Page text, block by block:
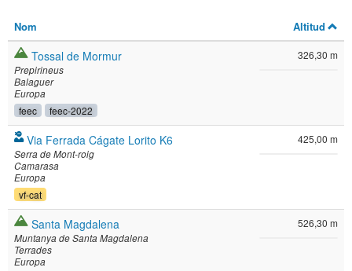
Nom Altitud
Tossal de Mormur
Prepirineus
Balaguer
Europa
feec feec-2022
326,30 m
Via Ferrada Cágate Lorito K6
Serra de Mont-roig
Camarasa
Europa
vf-cat
425,00 m
Santa Magdalena
Muntanya de Santa Magdalena
Terrades
Europa
526,30 m